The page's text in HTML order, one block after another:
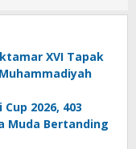
XVI Tapak
2026, 403
Muda Bertanding